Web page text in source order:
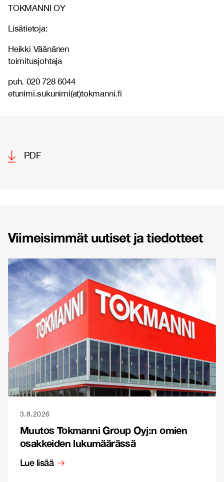
TOKMANNI OY
Lisätietoja:
Heikki Väänänen
toimitusjohtaja
puh. 020 728 6044
etunimi.sukunimi(at)tokmanni.fi
PDF
Viimeisimmät uutiset ja tiedotteet
3.8.2026
Muutos Tokmanni Group Oyj:n omien
osakkeiden lukumäärässä
Lue lisää